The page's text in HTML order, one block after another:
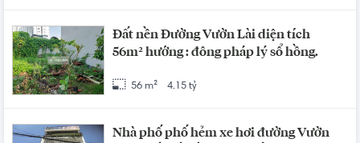
Đất nền Đường Vườn Lài diện tích
56m² hướng : đông pháp lý sổ hồng.
56 m² 4.15 tỷ
Nhà phố phố hẻm xe hơi đường Vườn